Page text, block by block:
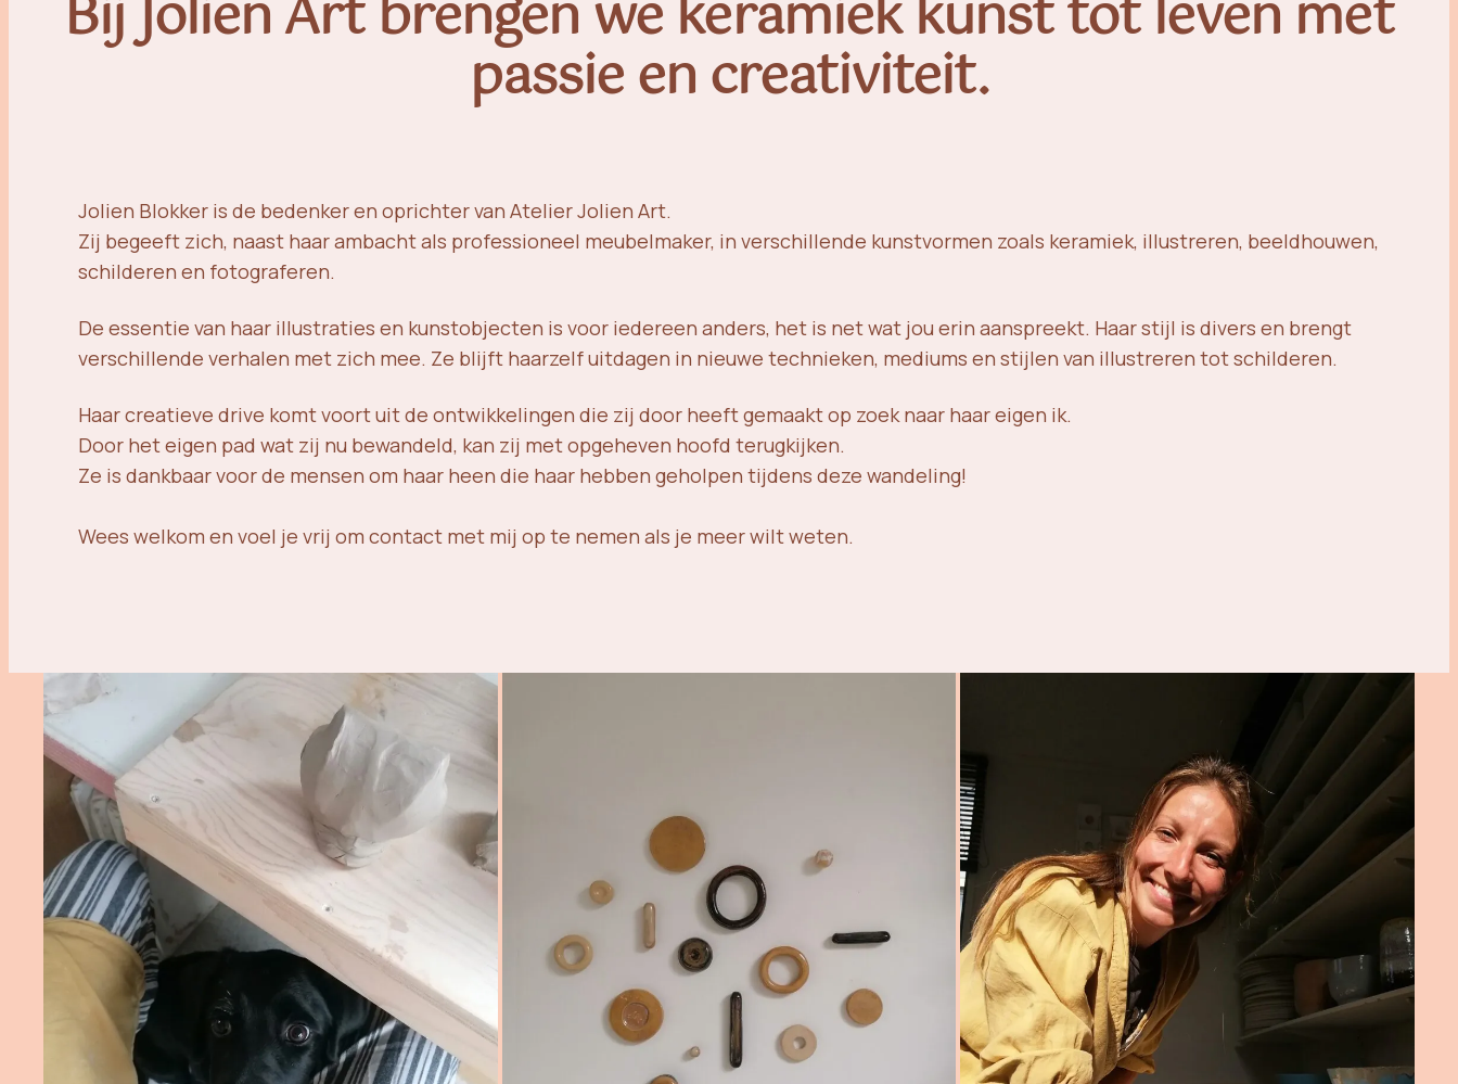
Bij Jolien Art brengen we keramiek kunst tot leven met
passie en creativiteit.
Jolien Blokker is de bedenker en oprichter van Atelier Jolien Art.
Zij begeeft zich, naast haar ambacht als professioneel meubelmaker, in verschillende kunstvormen zoals keramiek, illustreren, beeldhouwen,
schilderen en fotograferen.
De essentie van haar illustraties en kunstobjecten is voor iedereen anders, het is net wat jou erin aanspreekt. Haar stijl is divers en brengt
verschillende verhalen met zich mee. Ze blijft haarzelf uitdagen in nieuwe technieken, mediums en stijlen van illustreren tot schilderen.
Haar creatieve drive komt voort uit de ontwikkelingen die zij door heeft gemaakt op zoek naar haar eigen ik.
Door het eigen pad wat zij nu bewandeld, kan zij met opgeheven hoofd terugkijken.
Ze is dankbaar voor de mensen om haar heen die haar hebben geholpen tijdens deze wandeling!
Wees welkom en voel je vrij om contact met mij op te nemen als je meer wilt weten.